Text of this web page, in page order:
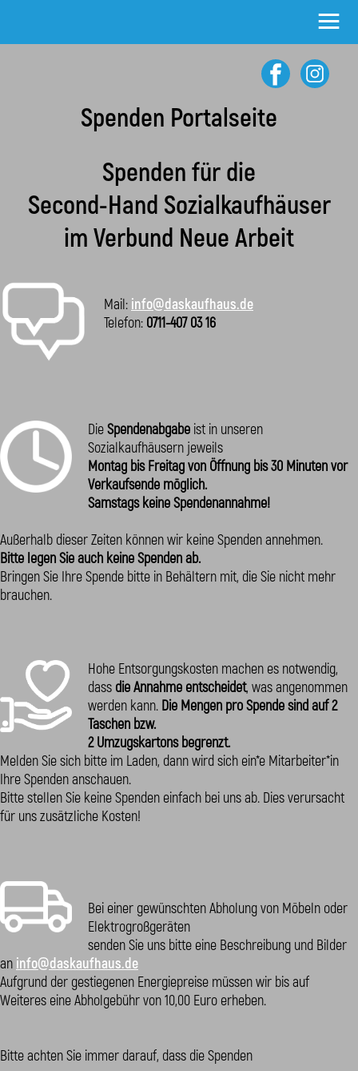
≡
Spenden Portalseite
Spenden für die
Second-Hand Sozialkaufhäuser
im Verbund Neue Arbeit
Mail: info@daskaufhaus.de
Telefon: 0711-407 03 16
DieSpendenabgabe ist in unseren
Sozialkaufhäusern jeweils
Montag bis Freitag von Öffnung bis 30 Minuten vor
Verkaufsende möglich.
Samstags keine Spendenannahme!
Außerhalb dieser Zeiten können wir keine Spenden annehmen.
Bitte legen Sie auch keine Spenden ab.
Bringen Sie Ihre Spende bitte in Behältern mit, die Sie nicht mehr
brauchen.
Hohe Entsorgungskosten machen es notwendig,
dass die Annahme entscheidet, was angenommen
werden kann. Die Mengen pro Spende sind auf 2
Taschen bzw.
2 Umzugskartons begrenzt.
Melden Sie sich bitte im Laden, dann wird sich ein*e Mitarbeiter*in
Ihre Spenden anschauen.
Bitte stellen Sie keine Spenden einfach bei uns ab. Dies verursacht
für uns zusätzliche Kosten!
Bei einer gewünschten Abholung von Möbeln oder
Elektrogroßgeräten
senden Sie uns bitte eine Beschreibung und Bilder
an info@daskaufhaus.de
Aufgrund der gestiegenen Energiepreise müssen wir bis auf
Weiteres eine Abholgebühr von 10,00 Euro erheben.
Bitte achten Sie immer darauf, dass die Spenden